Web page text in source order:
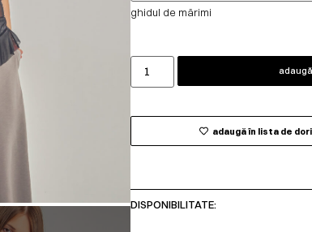
ghidul de mărimi
adaugă în lista de
DISPONIBILITATE: